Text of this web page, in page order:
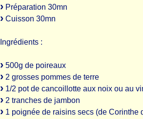
Préparation 30mn
Cuisson 30mn
Ingrédients :
500g de poireaux
2 grosses pommes de terre
1/2 pot de cancoillotte aux noix ou au
2 tranches de jambon
1 poignée de raisins secs (de Corinthe